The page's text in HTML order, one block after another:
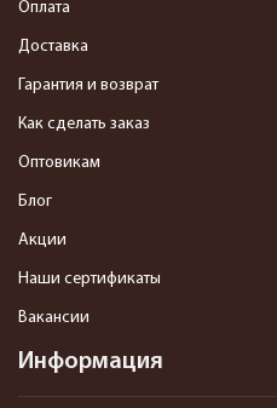
Информация
Оплата
Доставка
Гарантия и возврат
Как сделать заказ
Оптовикам
Блог
Акции
Наши сертификаты
Вакансии